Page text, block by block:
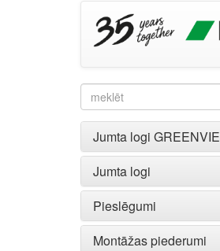
Jumta logi
Jumta logi
Pieslēgumi
Montāžas piederumi